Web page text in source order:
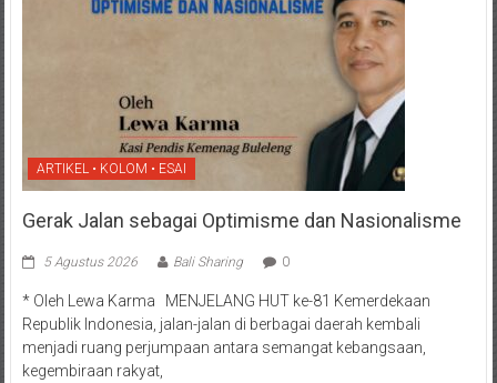
ARTIKEL • KOLOM • ESAI
Gerak Jalan sebagai Optimisme dan Nasionalisme
5 Agustus 2026 Bali Sharing 0
* Oleh Lewa Karma MENJELANG HUT ke-81 Kemerdekaan
Republik Indonesia, jalan-jalan di berbagai daerah kembali
menjadi ruang perjumpaan antara semangat kebangsaan,
kegembiraan rakyat,